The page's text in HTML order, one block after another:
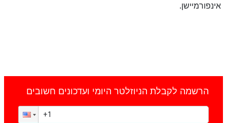
אינפורמיישן.
הרשמה לקבלת הניוזלטר היומי ועדכונים חשובים